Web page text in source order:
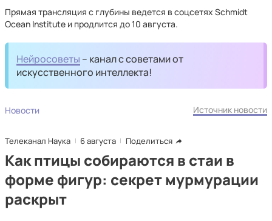
Прямая трансляция с глубины ведется в соцсетях Schmidt
Ocean Institute и продлится до 10 августа.
Нейросоветы – канал с советами от
искусственного интеллекта!
Новости Источник новости
Телеканал Наука 6 августа Поделиться
Как птицы собираются в стаи в
форме фигур: секрет мурмурации
раскрыт